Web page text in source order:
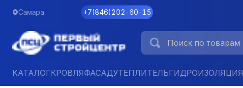
Самара +7(846)202-60-15
КАТАЛОГКРОВЛЯФАСАДУТЕПЛИТЕЛЬГИДРОИЗОЛЯЦИЯ